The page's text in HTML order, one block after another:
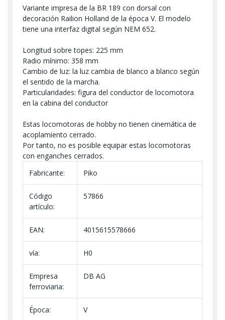
Variante impresa de la BR 189 con dorsal con
decoración Railion Holland de la época V. El modelo
tiene una interfaz digital según NEM 652.
Longitud sobre topes: 225 mm
Radio mínimo: 358 mm
Cambio de luz: la luz cambia de blanco a blanco según
el sentido de la marcha.
Particularidades: figura del conductor de locomotora
en la cabina del conductor
Estas locomotoras de hobby no tienen cinemática de
acoplamiento cerrado.
Por tanto, no es posible equipar estas locomotoras
con enganches cerrados.
Fabricante:
Piko
Código
artículo:
57866
EAN: 4015615578666
vía: H0
Empresa
ferroviaria:
DB AG
Época: V